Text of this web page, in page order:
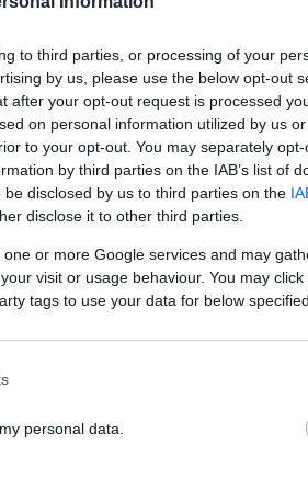
to third parties, or processing of your
by us, please use the below opt-out
after your opt-out request is processed
on personal information utilized by us
to your opt-out. You may separately
by third parties on the IAB’s list of
disclosed by us to third parties on the
disclose it to other third parties.
or more Google services and may
visit or usage behaviour. You may
tags to use your data for below
personal data.
Μαρία
Κατρινάκη